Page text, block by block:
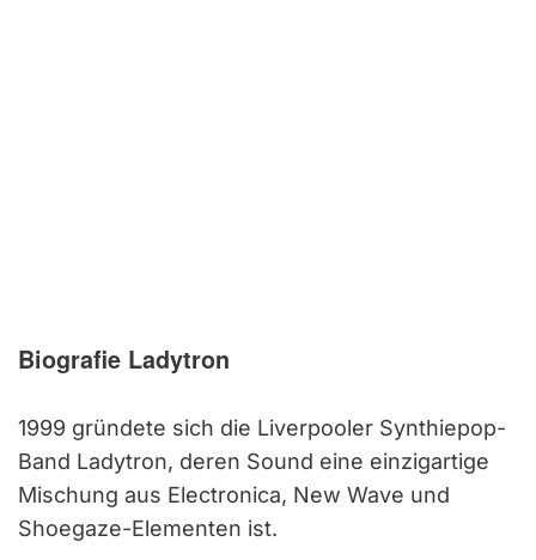
Biografie Ladytron
1999 gründete sich die Liverpooler Synthiepop-
Band Ladytron, deren Sound eine einzigartige
Mischung aus Electronica, New Wave und
Shoegaze-Elementen ist.